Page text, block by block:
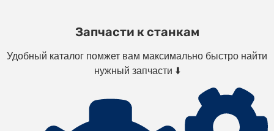
Запчасти к станкам
Удобный каталог помжет вам максимально быстро найти
нужный запчасти ⬇️